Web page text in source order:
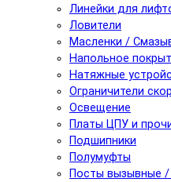
Линейки для
Ловители
Масленки /
Напольное
Натяжные
Ограничители
Освещение
Платы ЦПУ и
Подшипники
Полумуфты
Посты вызывные